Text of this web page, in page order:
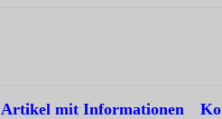
Artikel mit Informationen